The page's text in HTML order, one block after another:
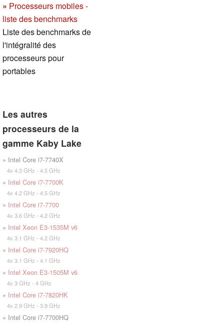
» Processeurs mobiles -
liste des benchmarks
Liste des benchmarks de
l'intégralité des
processeurs pour
portables
Les autres
processeurs de la
gamme Kaby Lake
» Intel Core i7-7740X
4x 4.3 GHz - 4.5 GHz
» Intel Core i7-7700K
4x 4.2 GHz - 4.5 GHz
» Intel Core i7-7700
4x 3.6 GHz - 4.2 GHz
» Intel Xeon E3-1535M v6
4x 3.1 GHz - 4.2 GHz
» Intel Core i7-7920HQ
4x 3.1 GHz - 4.1 GHz
» Intel Xeon E3-1505M v6
4x 3 GHz - 4 GHz
» Intel Core i7-7820HK
4x 2.9 GHz - 3.9 GHz
» Intel Core i7-7700HQ